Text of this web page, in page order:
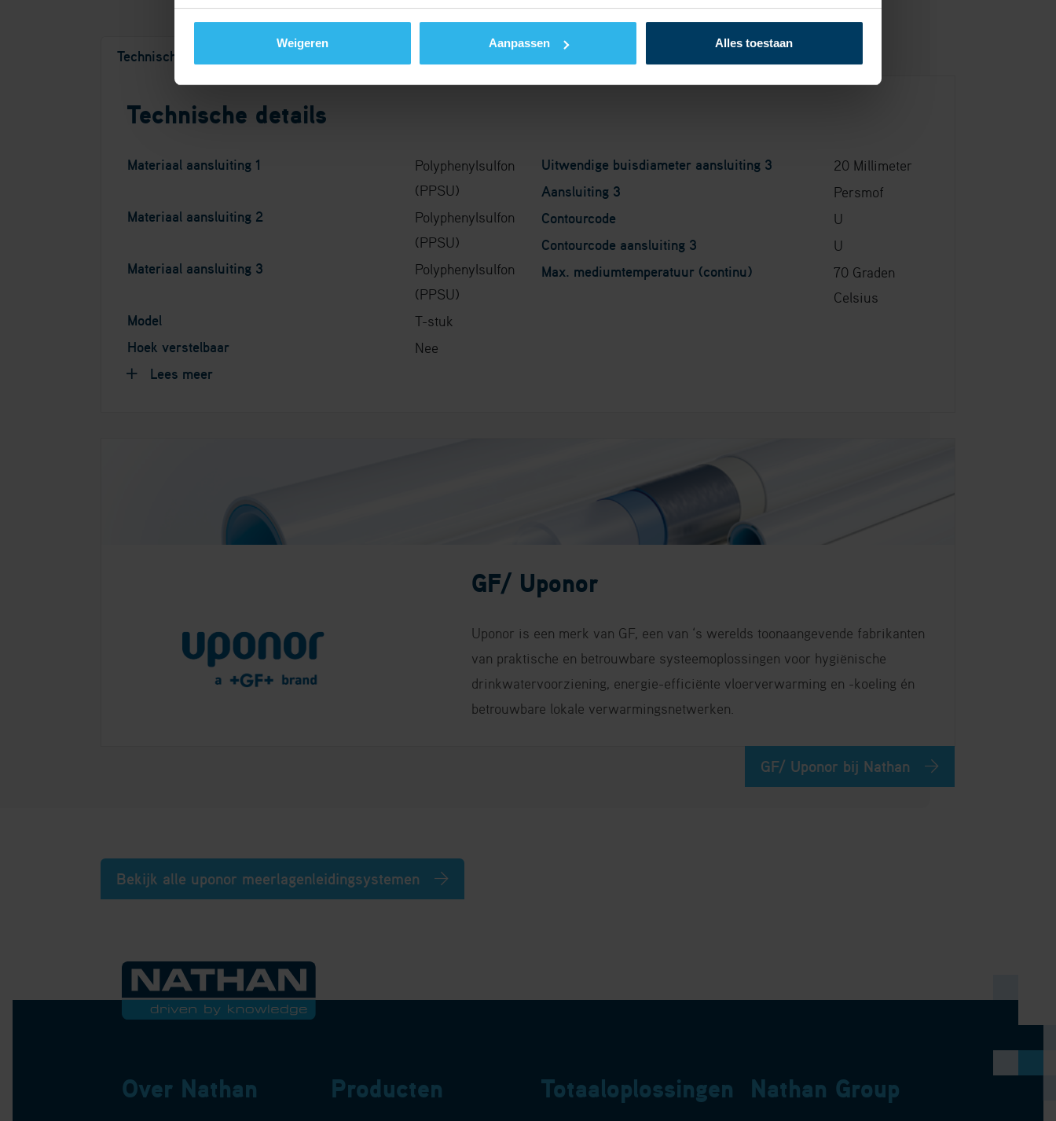
Weigeren Aanpassen Alles toestaan
Technische details Documentatie Documentatie voor installateurs
Technische details
Materiaal aansluiting 1
Polyphenylsulfon
(PPSU)
Materiaal aansluiting 2
Polyphenylsulfon
(PPSU)
Materiaal aansluiting 3
Polyphenylsulfon
(PPSU)
Model T-stuk
Hoek verstelbaar Nee
Uitwendige buisdiameter aansluiting 3 20 Millimeter
Aansluiting 3 Persmof
Contourcode U
Contourcode aansluiting 3 U
Max. mediumtemperatuur (continu)
70 Graden
Celsius
Lees meer
GF/ Uponor
Uponor is een merk van GF, een van ‘s werelds toonaangevende fabrikanten
van praktische en betrouwbare systeemoplossingen voor hygiënische
drinkwatervoorziening, energie-efficiënte vloerverwarming en -koeling én
betrouwbare lokale verwarmingsnetwerken.
GF/ Uponor bij Nathan
Bekijk alle uponor meerlagenleidingsystemen
Over Nathan Producten Totaaloplossingen Nathan Group